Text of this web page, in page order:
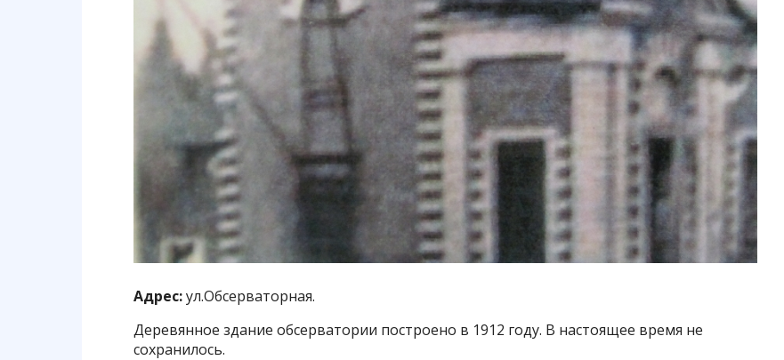
Адрес:ул.Обсерваторная.
Деревянное здание обсерватории построено в 1912 году. В настоящее время не
сохранилось.